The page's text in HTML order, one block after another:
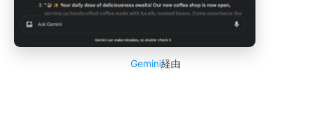
Gemini経由